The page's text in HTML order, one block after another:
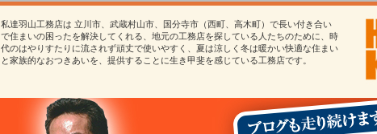
私達羽山工務店は 立川市、武蔵村山市、国分寺市（西町、高木町）で長い付き合い
で住まいの困ったを解決してくれる、地元の工務店を探している人たちのために、時
代のはやりすたりに流されず頑丈で使いやすく、夏は涼しく冬は暖かい快適な住まい
と家族的なおつきあいを、提供することに生き甲斐を感じている工務店です。